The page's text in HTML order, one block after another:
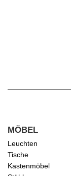
MÖBEL
Leuchten
Tische
Kastenmöbel